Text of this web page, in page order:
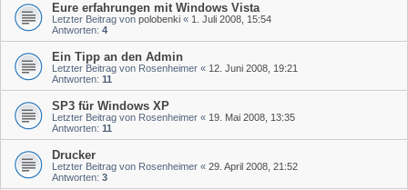
Eure erfahrungen mit Windows Vista
Letzter Beitrag von polobenki « 1. Juli 2008, 15:54
Antworten: 4
Ein Tipp an den Admin
Letzter Beitrag von Rosenheimer « 12. Juni 2008, 19:21
Antworten: 11
SP3 für Windows XP
Letzter Beitrag von Rosenheimer « 19. Mai 2008, 13:35
Antworten: 11
Drucker
Letzter Beitrag von Rosenheimer « 29. April 2008, 21:52
Antworten: 3